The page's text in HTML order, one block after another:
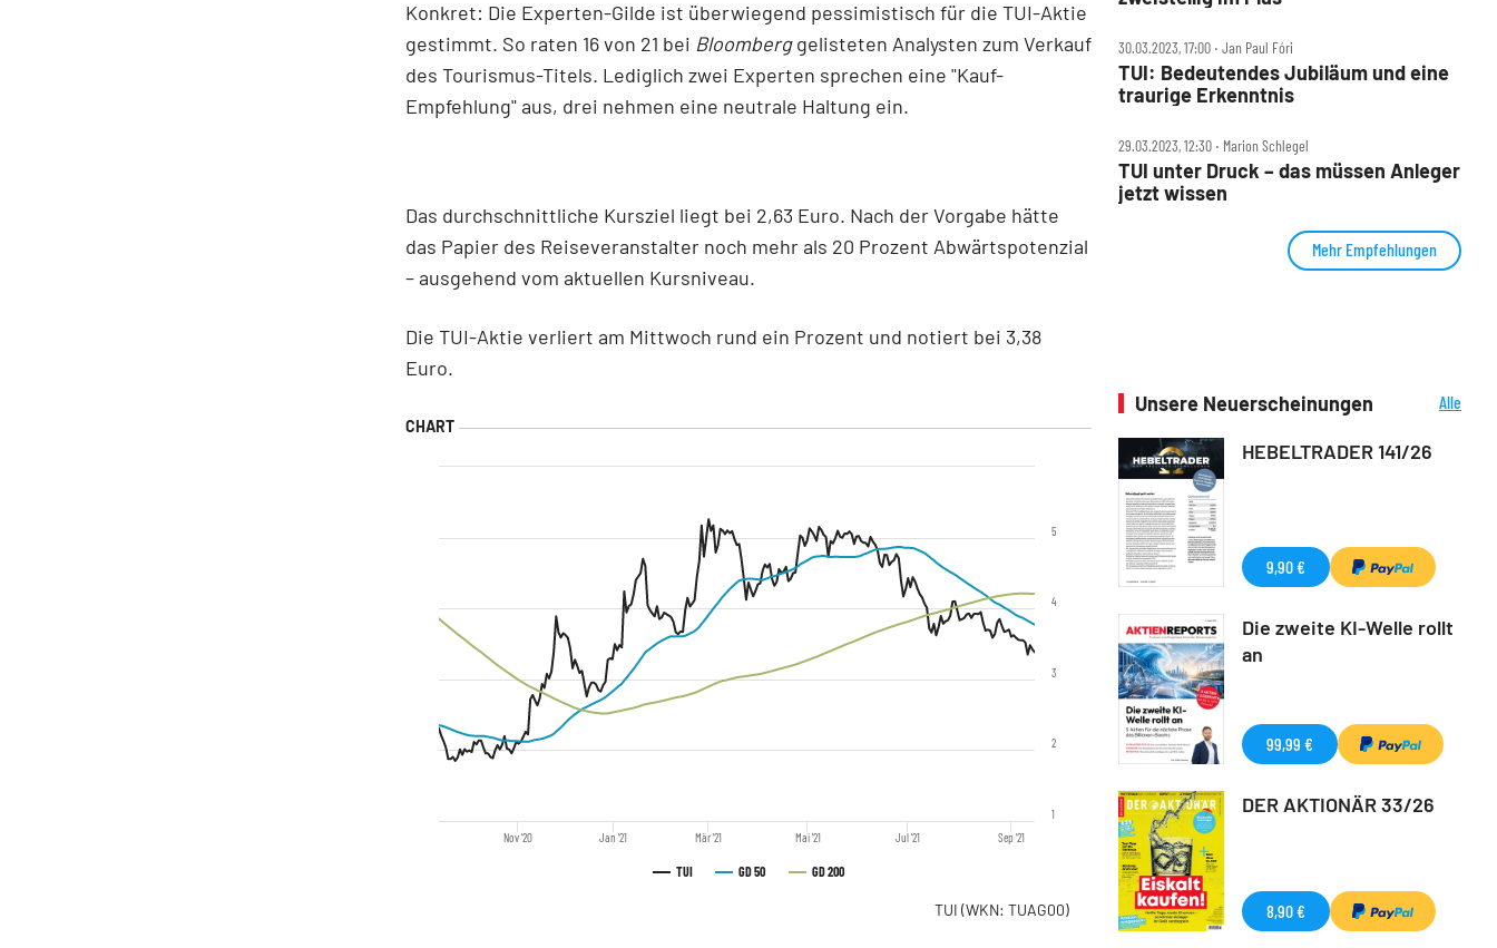
Konkret: Die Experten-Gilde ist überwiegend pessimistisch für die TUI-Aktie
gestimmt. So raten 16 von 21 bei Bloomberggelisteten Analysten zum Verkauf
des Tourismus-Titels. Lediglich zwei Experten sprechen eine "Kauf-
Empfehlung" aus, drei nehmen eine neutrale Haltung ein.
Das durchschnittliche Kursziel liegt bei 2,63 Euro. Nach der Vorgabe hätte
das Papier des Reiseveranstalter noch mehr als 20 Prozent Abwärtspotenzial
– ausgehend vom aktuellen Kursniveau.
Die TUI-Aktie verliert am Mittwoch rund ein Prozent und notiert bei 3,38
Euro.
TUI GD 50 GD 200
Nov '20 Jan '21 Mär '21 Mai '21 Jul '21 Sep '21
1
2
3
4
5
TUI (WKN: TUAG00)
30.03.2023, 17:00 ‧ Jan Paul Fóri
TUI: Bedeutendes Jubiläum und eine
traurige Erkenntnis
29.03.2023, 12:30 ‧ Marion Schlegel
TUI unter Druck – das müssen Anleger
jetzt wissen
Mehr Empfehlungen
Unsere Neuerscheinungen
Alle
HEBELTRADER 141/26
9,90 €
Die zweite KI-Welle rollt
an
99,99 €
DER AKTIONÄR 33/26
8,90 €